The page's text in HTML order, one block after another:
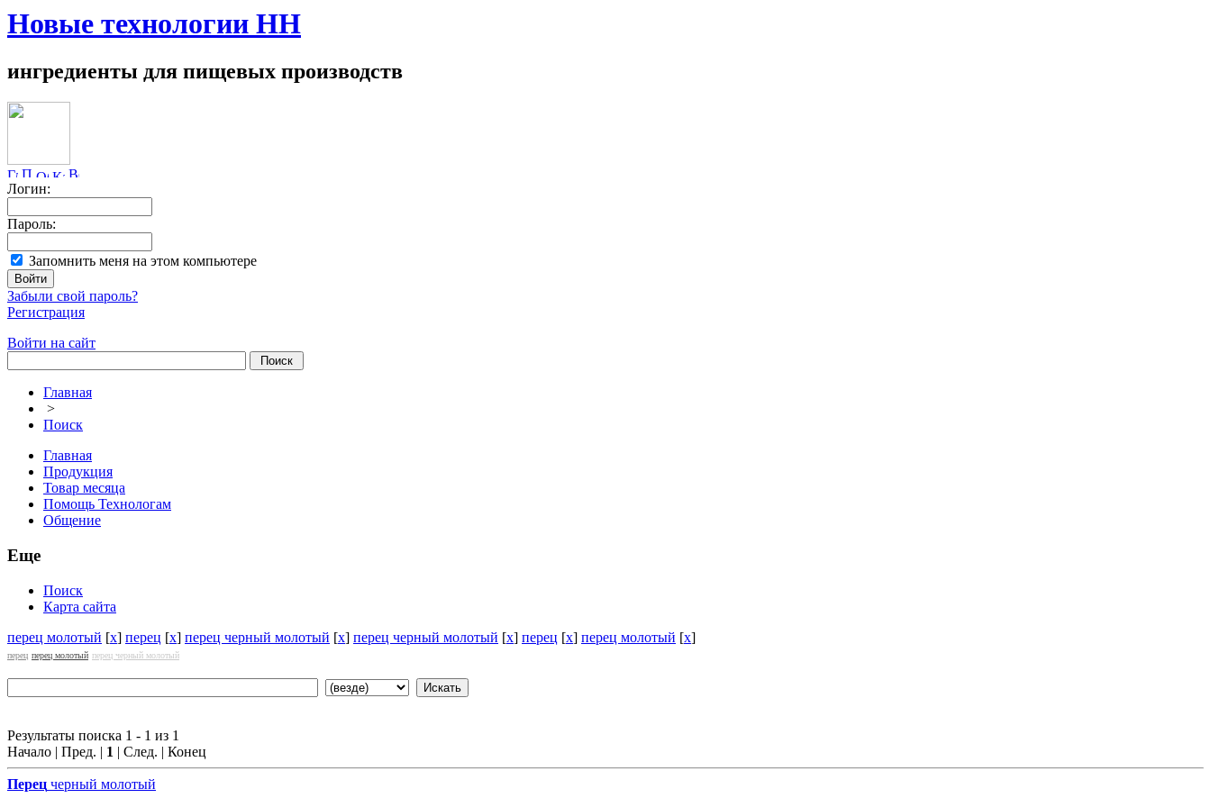
Новые технологии НН
ингредиенты для пищевых производств
Логин:
Пароль:
Запомнить меня на этом компьютере
Забыли свой пароль?
Регистрация
Войти на сайт
Главная
>
Поиск
Главная
Продукция
Товар месяца
Помощь Технологам
Общение
Еще
Поиск
Карта сайта
перец молотый [x] перец [x] перец черный молотый [x] перец черный молотый [x] перец [x] перец молотый [x]
перец перец молотый перец черный молотый
Результаты поиска 1 - 1 из 1
Начало | Пред. | 1 | След. | Конец
Перец черный молотый